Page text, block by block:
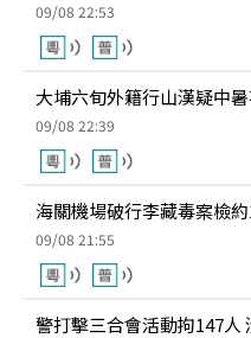
09/08 22:53
大埔六旬外籍行山漢疑中
09/08 22:39
海關機場破行李藏毒案檢
09/08 21:55
警打擊三合會活動拘147人